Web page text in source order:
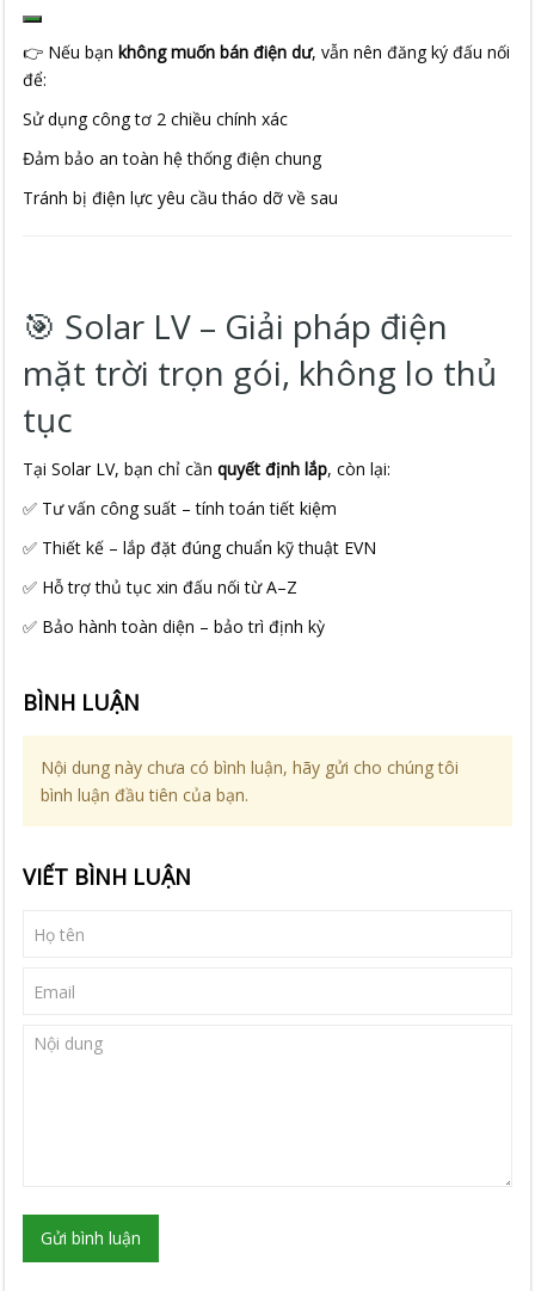
👉 Nếu bạnkhông muốn bán điện dư, vẫn nên đăng ký đấu nối
để:
Sử dụng công tơ 2 chiều chính xác
Đảm bảo an toàn hệ thống điện chung
Tránh bị điện lực yêu cầu tháo dỡ về sau
🎯 Solar LV – Giải pháp điện
mặt trời trọn gói, không lo thủ
tục
Tại Solar LV, bạn chỉ cầnquyết định lắp, còn lại:
✅ Tư vấn công suất – tính toán tiết kiệm
✅ Thiết kế – lắp đặt đúng chuẩn kỹ thuật EVN
✅ Hỗ trợ thủ tục xin đấu nối từ A–Z
✅ Bảo hành toàn diện – bảo trì định kỳ
BÌNH LUẬN
Nội dung này chưa có bình luận, hãy gửi cho chúng tôi
bình luận đầu tiên của bạn.
VIẾT BÌNH LUẬN
Gửi bình luận